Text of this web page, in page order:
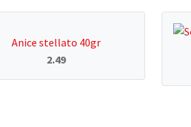
Anice stellato 40gr
2.49